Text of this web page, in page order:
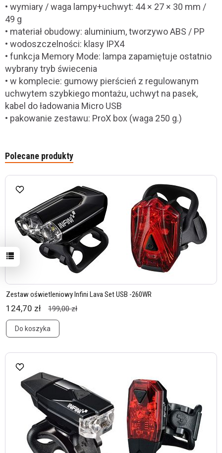
• wymiary / waga lampy+uchwyt: 44 × 27 × 30 mm /
49 g
• materiał obudowy: aluminium, tworzywo ABS / PP
• wodoszczelności: klasy IPX4
• funkcja Memory Mode: lampa zapamiętuje ostatnio
wybrany tryb świecenia
• w komplecie: gumowy pierścień z regulowanym
uchwytem szybkiego montażu, uchwyt na pasek,
kabel do ładowania Micro USB
• pakowanie zestawu: ProX box (waga 250 g.)
Polecane produkty
Zestaw oświetleniowy Infini Lava Set USB -260WR
124,70 zł 199,00 zł
Do koszyka